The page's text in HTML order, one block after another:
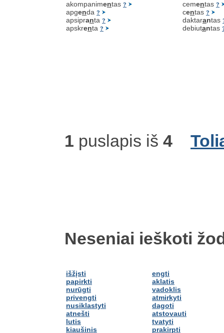
akompanimentas ?
apgenda ?
apsipranta ?
apskrenta ?
cementas ?
centas ?
daktarantas
debiutantas
1 puslapis iš 4
Neseniai ieškoti
išžįsti
papirkti
nurūgti
privengti
nusiklastyti
atnešti
lutis
kiaušinis
engti
aklatis
vadoklis
atmirkyti
dagoti
atstovauti
tvatyti
prakirpti